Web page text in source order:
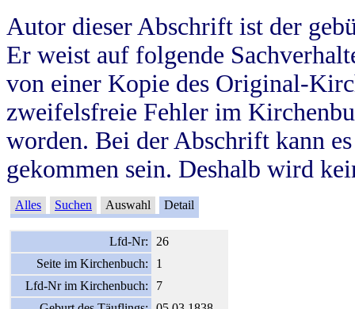
Autor dieser Abschrift ist der
Er weist auf folgende
von einer Kopie des Original-
zweifelsfreie Fehler im
worden. Bei der Abschrift kann
gekommen sein. Deshalb wird
Alles Suchen Auswahl Detail
Lfd-Nr:
26
Seite im Kirchenbuch:
1
Lfd-Nr im Kirchenbuch:
7